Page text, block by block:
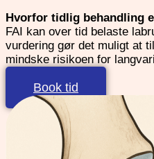
Hvorfor tidlig behandling
FAI kan over tid belaste
vurdering gør det muligt at
mindske risikoen for
funktion.
Book tid